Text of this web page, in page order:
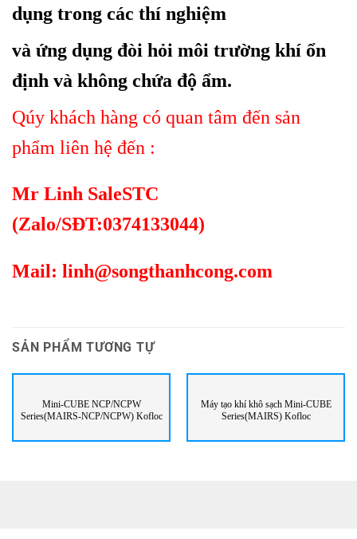
dụng trong các thí nghiệm
và ứng dụng đòi hỏi môi trường khí ổn
định và không chứa độ ẩm.
Qúy khách hàng có quan tâm đến sản
phẩm liên hệ đến :
Mr Linh SaleSTC
(Zalo/SĐT:0374133044)
Mail: linh@songthanhcong.com
SẢN PHẨM TƯƠNG TỰ
Mini-CUBE NCP/NCPW
Series(MAIRS-NCP/NCPW) Kofloc
Máy tạo khí khô sạch Mini-CUBE
Series(MAIRS) Kofloc